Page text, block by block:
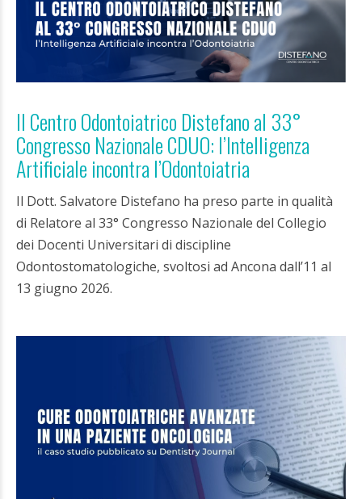
Il Centro Odontoiatrico Distefano al 33°
Congresso Nazionale CDUO: l’Intelligenza
Artificiale incontra l’Odontoiatria
Il Dott. Salvatore Distefano ha preso parte in qualità
di Relatore al 33° Congresso Nazionale del Collegio
dei Docenti Universitari di discipline
Odontostomatologiche, svoltosi ad Ancona dall’11 al
13 giugno 2026.